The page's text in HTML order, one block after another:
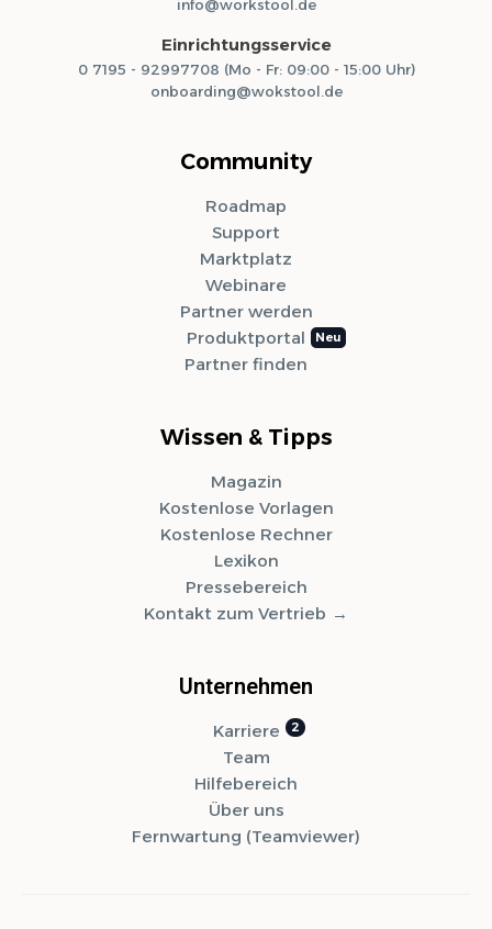
info@workstool.de
Einrichtungsservice
0 7195 - 92997708 (Mo - Fr: 09:00 - 15:00 Uhr)
onboarding@wokstool.de
Community
Roadmap
Support
Marktplatz
Webinare
Partner werden
Produktportal
Partner finden
Wissen & Tipps
Magazin
Kostenlose Vorlagen
Kostenlose Rechner
Lexikon
Pressebereich
Kontakt zum Vertrieb
Unternehmen
Karriere
Team
Hilfebereich
Über uns
Fernwartung (Teamviewer)